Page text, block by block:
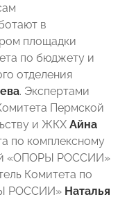
в
площадки
по бюджету и
отделения
. Экспертами
Пермской
и ЖКХ Айна
по комплексному
«ОПОРЫ РОССИИ»
Комитета по
РОССИИ» Наталья